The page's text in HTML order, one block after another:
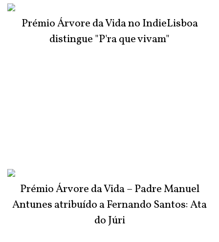
Prémio Árvore da Vida no IndieLisboa
distingue "P'ra que vivam"
Prémio Árvore da Vida – Padre Manuel
Antunes atribuído a Fernando Santos: Ata
do Júri